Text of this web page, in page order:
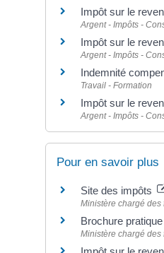
Impôt sur le
Argent - Impôts -
Impôt sur le
Argent - Impôts -
Indemnité
Travail - Formation
Impôt sur le
Argent - Impôts -
Pour en savoir plus
Site des impôts
Ministère chargé des
Brochure
Ministère chargé des